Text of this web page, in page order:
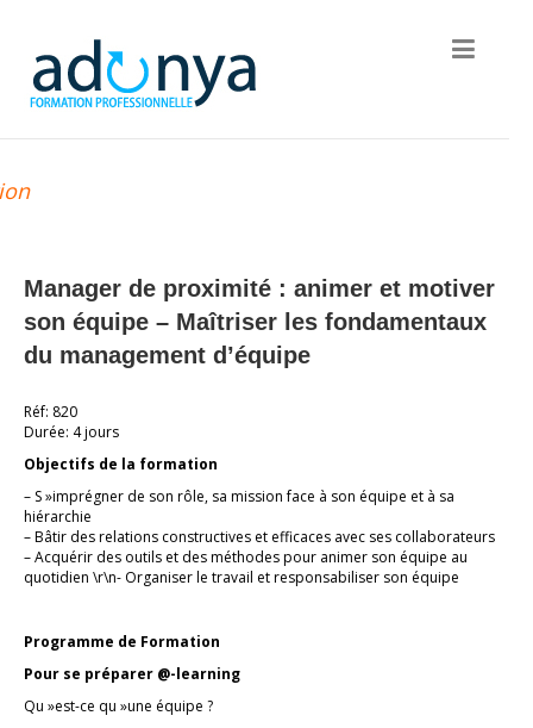
Manager de proximité : animer et motiver
son équipe – Maîtriser les fondamentaux
du management d’équipe
Réf: 820
Durée: 4 jours
Objectifs de la formation
– S »imprégner de son rôle, sa mission face à son équipe et à sa
hiérarchie
– Bâtir des relations constructives et efficaces avec ses collaborateurs
– Acquérir des outils et des méthodes pour animer son équipe au
quotidien \r\n- Organiser le travail et responsabiliser son équipe
Programme de Formation
Pour se préparer @-learning
Qu »est-ce qu »une équipe ?